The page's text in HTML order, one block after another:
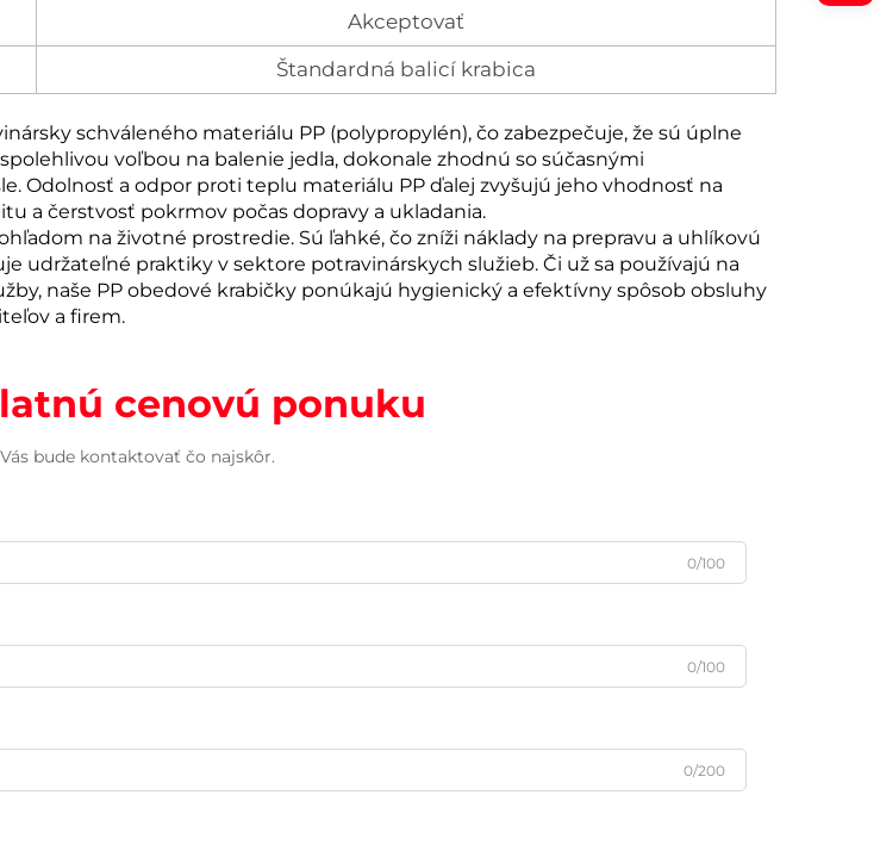
Akceptovať
Štandardná balicí krabica
schváleného materiálu PP (polypropylén), čo zabezpečuje, že sú úplne
voľbou na balenie jedla, dokonale zhodnú so súčasnými
Odolnosť a odpor proti teplu materiálu PP ďalej zvyšujú jeho vhodnosť na
a čerstvosť pokrmov počas dopravy a ukladania.
na životné prostredie. Sú ľahké, čo zníži náklady na prepravu a uhlíkovú
udržateľné praktiky v sektore potravinárskych služieb. Či už sa používajú na
naše PP obedové krabičky ponúkajú hygienický a efektívny spôsob obsluhy
a firem.
cenovú ponuku
bude kontaktovať čo najskôr.
0/100
0/100
0/200